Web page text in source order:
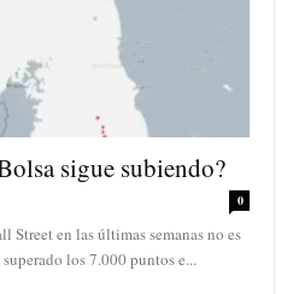
sigue subiendo?
0
Street en las últimas semanas no es
los 7.000 puntos e...